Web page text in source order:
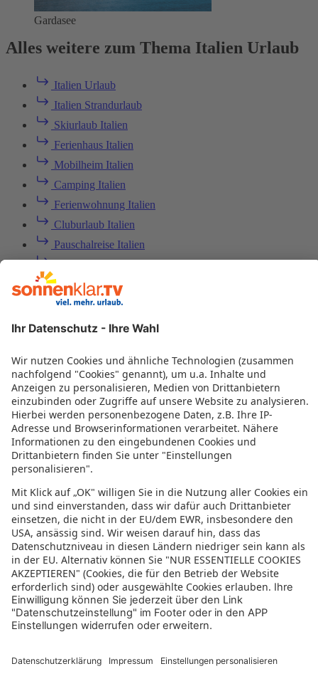
Gardasee
Alles weitere zum Thema Italien Urlaub
Italien Urlaub
Italien Strandurlaub
Skiurlaub Italien
Ferienhaus Italien
Mobilheim Italien
Camping Italien
Ferienwohnung Italien
Cluburlaub Italien
Pauschalreise Italien
Last Minute Italien
Italien Rundreisen
Italien Urlaub mit Auto
Italien All Inclusive
Frühbucher Italien
Familienurlaub Italien
Bewertung für sonnenklar.TV – EUVIA Travel
GmbH
4.4/5
4.4 von 5 Sternen
aus 61 Bewertungen
(letzte 12 Monate)
5/5